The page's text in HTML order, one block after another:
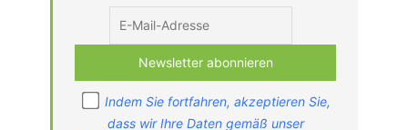
Indem Sie fortfahren, akzeptieren Sie,
dass wir Ihre Daten gemäß unser